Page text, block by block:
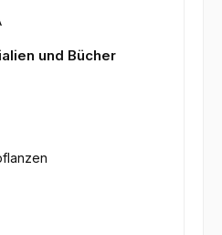
und Bücher